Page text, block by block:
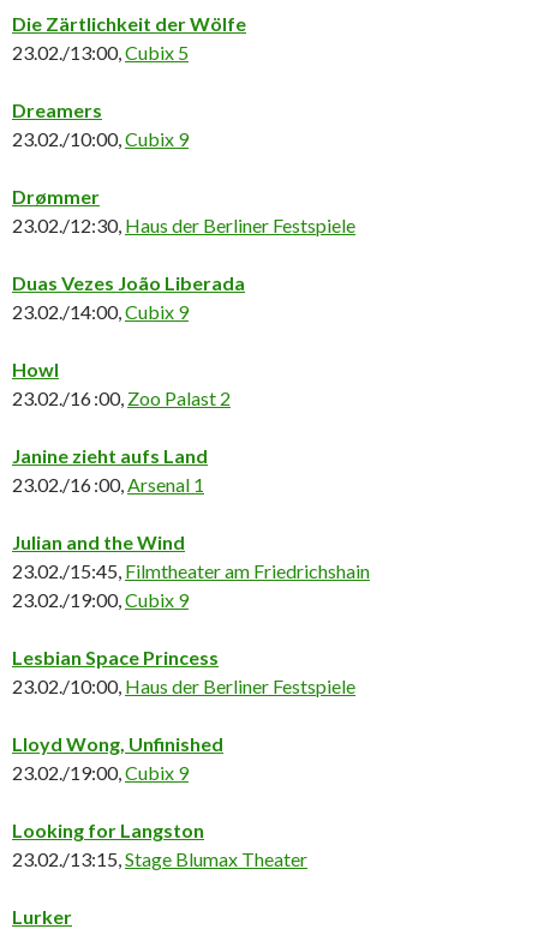
Die Zärtlichkeit der Wölfe
23.02./13:00,Cubix 5
Dreamers
23.02./10:00,Cubix 9
Drømmer
23.02./12:30, Haus der Berliner Festspiele
Duas Vezes João Liberada
23.02./14:00,Cubix 9
Howl
23.02./16 :00, Zoo Palast 2
Janine zieht aufs Land
23.02./16 :00,Arsenal 1
Julian and the Wind
23.02./15:45, Filmtheater am Friedrichshain
23.02./19:00,Cubix 9
Lesbian Space Princess
23.02./10:00, Haus der Berliner Festspiele
Lloyd Wong, Unfinished
23.02./19:00,Cubix 9
Looking for Langston
23.02./13:15,Stage Blumax Theater
Lurker